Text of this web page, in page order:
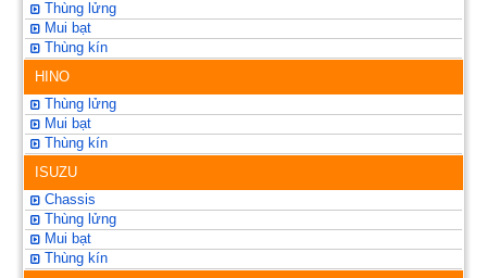
Thùng lửng
Mui bạt
Thùng kín
HINO
Thùng lửng
Mui bạt
Thùng kín
ISUZU
Chassis
Thùng lửng
Mui bạt
Thùng kín